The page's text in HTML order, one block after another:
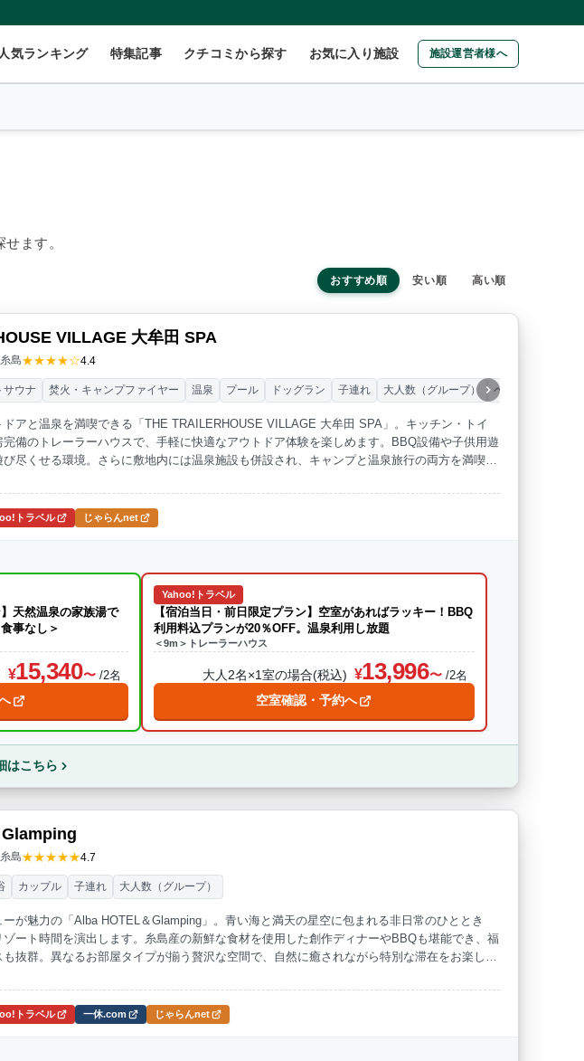
人気ランキング 特集記事 クチコミから探す お気に入り施設 施設運営者様へ
キャビン
1組限定貸切
花火 温泉 プール 海水浴 ドッグラン
ます。
おすすめ順 安い順 高い順
VILLAGE 大牟田 SPA
島★★★★☆4.4
アと温泉を満喫できる「THE TRAILERHOUSE VILLAGE 大牟田 SPA」。キッチン・トイ
完備のトレーラーハウスで、手軽に快適なアウトドア体験を楽しめます。BBQ設備や子供用遊
尽くせる環境。さらに敷地内には温泉施設も併設され、キャンプと温泉旅行の両方を満喫。
サウナ 焚火・キャンプファイヤー 温泉 プール ドッグラン 子連れ 大人数（グループ） ペット連れ
トラベル じゃらんnet
天然温泉の家族湯で
事なし＞
15,340 /2名
Yahoo!トラベル
【宿泊当日・前日限定プラン】空室があればラッキー！BBQ
利用料込プランが20％OFF。温泉利用し放題
＜9m＞トレーラーハウス
大人2名×1室の場合(税込) 13,996 /2名
空室確認・予約へ
はこちら
島★★★★★4.7
が魅力の「Alba HOTEL＆Glamping」。青い海と満天の星空に包まれる非日常のひととき
ート時間を演出します。糸島産の新鮮な食材を使用した創作ディナーやBBQも堪能でき、福
抜群。異なるお部屋タイプが揃う贅沢な空間で、自然に癒されながら特別な滞在をお楽しみ
カップル 子連れ 大人数（グループ）
トラベル 一休.com じゃらんnet